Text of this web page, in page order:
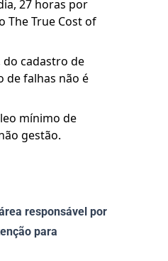
27 horas por
The True Cost of
do cadastro de
de falhas não é
mínimo de
gestão.
responsável por
para